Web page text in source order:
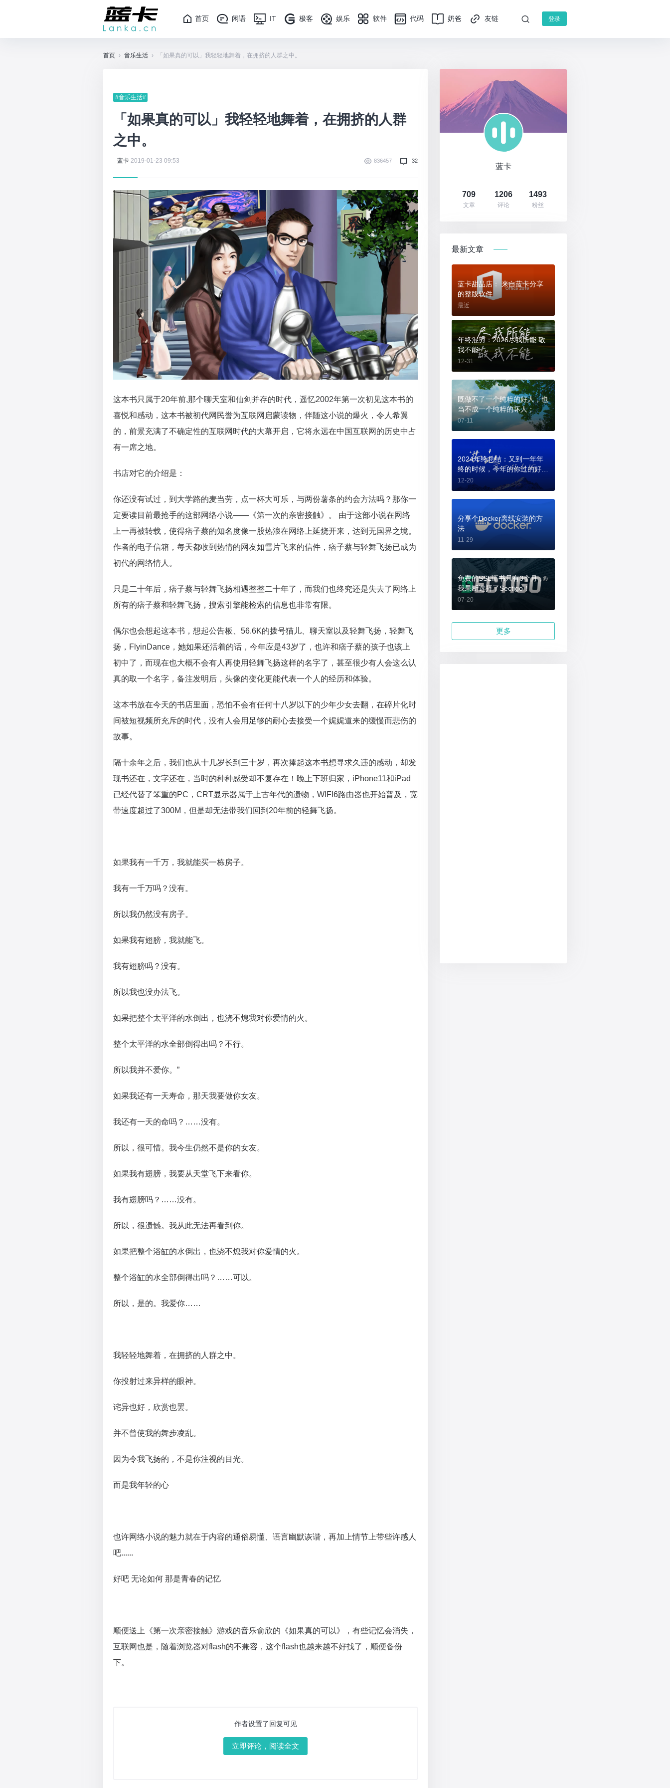
首页 闲语 IT 极客 娱乐 软件 代码 奶爸 友链 登录
首页 › 音乐生活 › 「如果真的可以」我轻轻地舞着，在拥挤的人群之中。
#音乐生活#
「如果真的可以」我轻轻地舞着，在拥挤的人群
之中。
蓝卡 2019-01-23 09:53 836457 32
这本书只属于20年前,那个聊天室和仙剑并存的时代，遥忆2002年第一次初见这本书的
喜悦和感动，这本书被初代网民誉为互联网启蒙读物，伴随这小说的爆火，令人希翼
的，前景充满了不确定性的互联网时代的大幕开启，它将永远在中国互联网的历史中占
有一席之地。
书店对它的介绍是：
你还没有试过，到大学路的麦当劳，点一杯大可乐，与两份薯条的约会方法吗？那你一
定要读目前最抢手的这部网络小说——《第一次的亲密接触》。 由于这部小说在网络
上一再被转载，使得痞子蔡的知名度像一股热浪在网络上延烧开来，达到无国界之境。
作者的电子信箱，每天都收到热情的网友如雪片飞来的信件，痞子蔡与轻舞飞扬已成为
初代的网络情人。
只是二十年后，痞子蔡与轻舞飞扬相遇整整二十年了，而我们也终究还是失去了网络上
所有的痞子蔡和轻舞飞扬，搜索引擎能检索的信息也非常有限。
偶尔也会想起这本书，想起公告板、56.6K的拨号猫儿、聊天室以及轻舞飞扬，轻舞飞
扬，FlyinDance，她如果还活着的话，今年应是43岁了，也许和痞子蔡的孩子也该上
初中了，而现在也大概不会有人再使用轻舞飞扬这样的名字了，甚至很少有人会这么认
真的取一个名字，备注发明后，头像的变化更能代表一个人的经历和体验。
这本书放在今天的书店里面，恐怕不会有任何十八岁以下的少年少女去翻，在碎片化时
间被短视频所充斥的时代，没有人会用足够的耐心去接受一个娓娓道来的缓慢而悲伤的
故事。
隔十余年之后，我们也从十几岁长到三十岁，再次捧起这本书想寻求久违的感动，却发
现书还在，文字还在，当时的种种感受却不复存在！晚上下班归家，iPhone11和iPad
已经代替了笨重的PC，CRT显示器属于上古年代的遗物，WIFI6路由器也开始普及，宽
带速度超过了300M，但是却无法带我们回到20年前的轻舞飞扬。
如果我有一千万，我就能买一栋房子。
我有一千万吗？没有。
所以我仍然没有房子。
如果我有翅膀，我就能飞。
我有翅膀吗？没有。
所以我也没办法飞。
如果把整个太平洋的水倒出，也浇不熄我对你爱情的火。
整个太平洋的水全部倒得出吗？不行。
所以我并不爱你。”
如果我还有一天寿命，那天我要做你女友。
我还有一天的命吗？……没有。
所以，很可惜。我今生仍然不是你的女友。
如果我有翅膀，我要从天堂飞下来看你。
我有翅膀吗？……没有。
所以，很遗憾。我从此无法再看到你。
如果把整个浴缸的水倒出，也浇不熄我对你爱情的火。
整个浴缸的水全部倒得出吗？……可以。
所以，是的。我爱你……
我轻轻地舞着，在拥挤的人群之中。
你投射过来异样的眼神。
诧异也好，欣赏也罢。
并不曾使我的舞步凌乱。
因为令我飞扬的，不是你注视的目光。
而是我年轻的心
也许网络小说的魅力就在于内容的通俗易懂、语言幽默诙谐，再加上情节上带些许感人
吧......
好吧 无论如何 那是青春的记忆
顺便送上《第一次亲密接触》游戏的音乐俞欣的《如果真的可以》，有些记忆会消失，
互联网也是，随着浏览器对flash的不兼容，这个flash也越来越不好找了，顺便备份
下。
作者设置了回复可见
立即评论，阅读全文
蓝卡
709
文章
1206
评论
1493
粉丝
最新文章
蓝卡甜品店： 来自蓝卡分享
的整版软件
最近
年终混剪：2026尽我所能 敬
我不能
12-31
既做不了一个纯粹的好人，也
当不成一个纯粹的坏人；
07-11
2024年终总结：又到一年年
终的时候，今年的你过的好
吗？
12-20
分享个Docker离线安装的方
法
11-29
免费的SSL证书只有3个月，
我果断选择了Sectigo！
07-20
更多